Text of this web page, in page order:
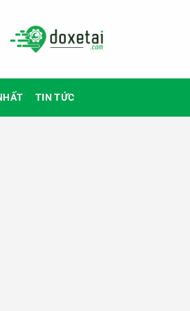
TIN TỨC